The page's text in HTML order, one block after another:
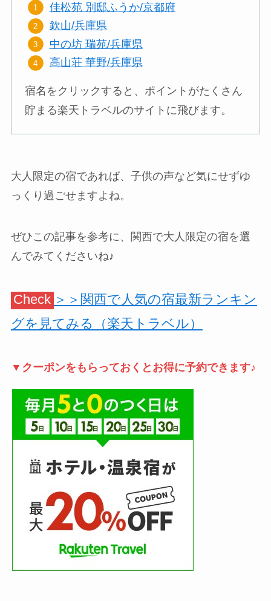
佳松苑 別邸ふうか/京都府
欽山/兵庫県
中の坊 瑞苑/兵庫県
高山荘 華野/兵庫県
宿名をクリックすると、ポイントがたくさん
貯まる楽天トラベルのサイトに飛びます。
大人限定の宿であれば、子供の声など気にせずゆ
っくり過ごせますよね。
ぜひこの記事を参考に、関西で大人限定の宿を選
んでみてくださいね♪
Check ＞＞関西で人気の宿最新ランキン
グを見てみる（楽天トラベル）
▼クーポンをもらっておくとお得に予約できます♪